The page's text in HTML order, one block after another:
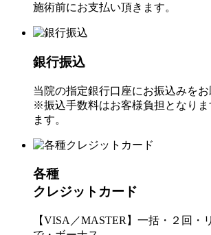
施術前にお支払い頂きます。
銀行振込
当院の指定銀行口座にお振込みをお
※振込手数料はお客様負担となりま
ます。
各種
クレジットカード
【VISA／MASTER】一括・２回・